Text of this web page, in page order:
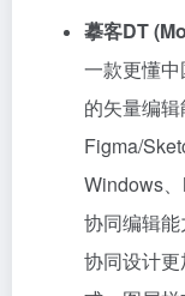
摹客DT
一款更懂
的矢量编
Figma/
Windows
协同编辑
协同设计